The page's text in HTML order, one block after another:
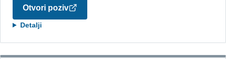
Otvori poziv
Detalji